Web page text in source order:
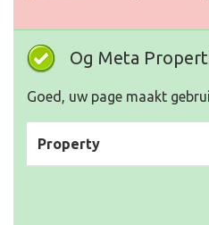
Og Meta
Goed, uw page maakt
Property